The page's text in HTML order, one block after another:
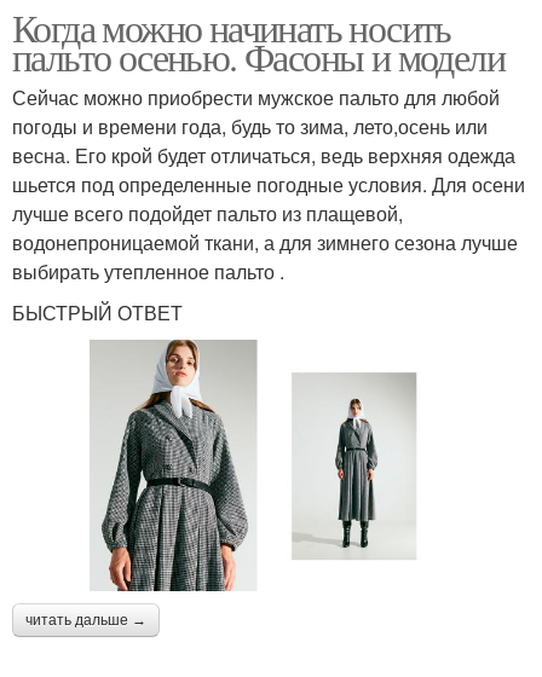
Когда можно начинать носить
пальто осенью. Фасоны и модели
Сейчас можно приобрести мужское пальто для любой
погоды и времени года, будь то зима, лето,осень или
весна. Его крой будет отличаться, ведь верхняя одежда
шьется под определенные погодные условия. Для осени
лучше всего подойдет пальто из плащевой,
водонепроницаемой ткани, а для зимнего сезона лучше
выбирать утепленное пальто .
БЫСТРЫЙ ОТВЕТ
читать дальше →